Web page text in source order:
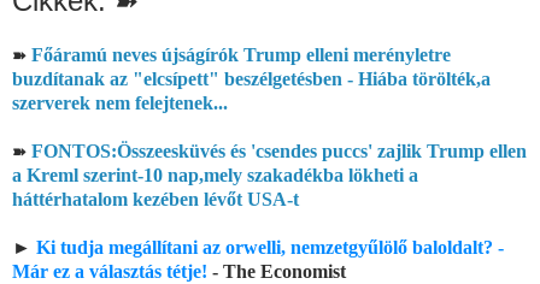
➽ Főáramú neves újságírók Trump elleni merényletre
buzdítanak az "elcsípett" beszélgetésben - Hiába törölték,a
szerverek nem felejtenek...
➽ FONTOS:Összeesküvés és 'csendes puccs' zajlik Trump ellen
a Kreml szerint-10 nap,mely szakadékba lökheti a
háttérhatalom kezében lévőt USA-t
► Ki tudja megállítani az orwelli, nemzetgyűlölő baloldalt? -
Már ez a választás tétje! - The Economist